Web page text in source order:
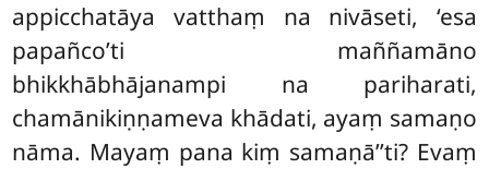
appicchatāya vatthaṃ na nivāseti, ‘esa
papañco’ti maññamāno
bhikkhābhājanampi na pariharati,
chamānikiṇṇameva khādati, ayaṃ samaṇo
nāma. Mayaṃ pana kiṃ samaṇā’’ti? Evaṃ